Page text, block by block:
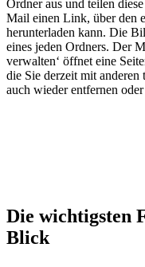
Ordner aus und teilen
Mail einen Link, über den
herunterladen kann. Die
eines jeden Ordners. Der
verwalten‘ öffnet eine
die Sie derzeit mit
auch wieder entfernen
Die wichtigsten
Blick